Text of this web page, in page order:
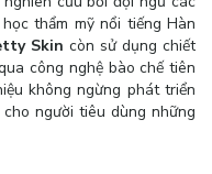
thẩm mỹ nổi tiếng Hàn
Skin còn sử dụng chiết
công nghệ bào chế tiên
không ngừng phát triển
người tiêu dùng những